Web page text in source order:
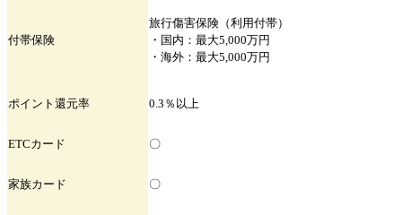
付帯保険
旅行傷害保険（利用付帯）
・国内：最大5,000万円
・海外：最大5,000万円
ポイント 還元率 0.3％以上
ETCカード 〇
家族カード 〇